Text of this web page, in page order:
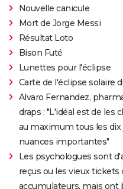
Nouvelle canicule
Mort de Jorge Messi
Résultat Loto
Bison Futé
Lunettes pour l'éclipse
Carte de l'éclipse solaire
Alvaro Fernandez,
draps : "L'idéal est de les
au maximum tous les dix
nuances importantes"
Les psychologues sont
reçus ou les vieux tickets
accumulateurs, mais ont